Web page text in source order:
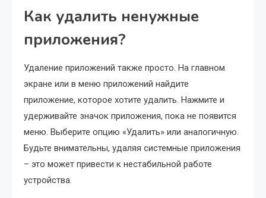
Как удалить ненужные
приложения?
Удаление приложений также просто. На главном
экране или в меню приложений найдите
приложение, которое хотите удалить. Нажмите и
удерживайте значок приложения, пока не появится
меню. Выберите опцию «Удалить» или аналогичную.
Будьте внимательны, удаляя системные приложения
– это может привести к нестабильной работе
устройства.